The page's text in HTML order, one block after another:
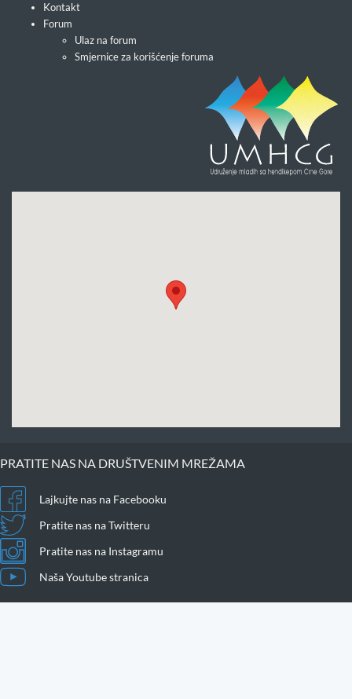
Kontakt
Forum
Ulaz na forum
Smjernice za korišćenje foruma
PRATITE NAS NA DRUŠTVENIM MREŽAMA
Lajkujte nas na Facebooku
Pratite nas na Twitteru
Pratite nas na Instagramu
Naša Youtube stranica